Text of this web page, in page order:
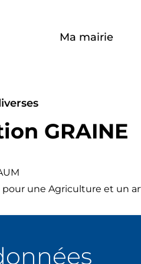
Ma mairie
GRAINE
une Agriculture et un